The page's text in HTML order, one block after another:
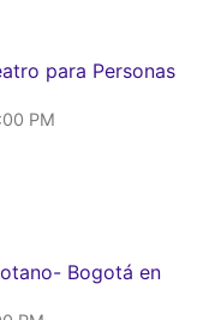
para Personas
PM
Bogotá en